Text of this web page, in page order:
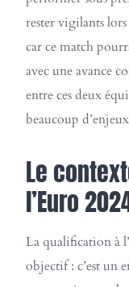
rester vigilants
car ce match
avec une avance
entre ces deux
beaucoup
Le
l’Euro
La qualification à
objectif : c’est un